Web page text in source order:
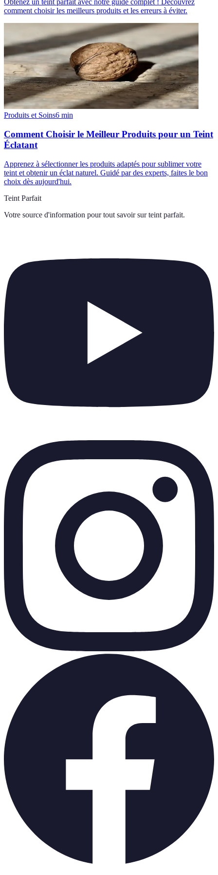
Obtenez un teint parfait avec notre guide complet ! Découvrez
comment choisir les meilleurs produits et les erreurs à éviter.
Produits et Soins6 min
Comment Choisir le Meilleur Produits pour un Teint
Éclatant
Apprenez à sélectionner les produits adaptés pour sublimer votre
teint et obtenir un éclat naturel. Guidé par des experts, faites le bon
choix dès aujourd'hui.
Teint Parfait
Votre source d'information pour tout savoir sur teint parfait.